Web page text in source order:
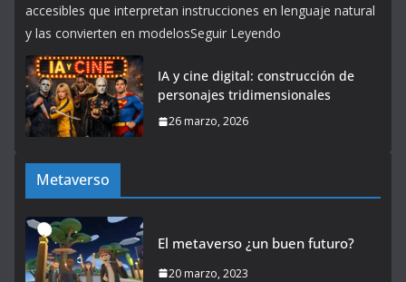
accesibles que interpretan instrucciones en lenguaje natural
y las convierten en modelosSeguir Leyendo
IA y cine digital: construcción de
personajes tridimensionales
26 marzo, 2026
Metaverso
El metaverso ¿un buen futuro?
20 marzo, 2023